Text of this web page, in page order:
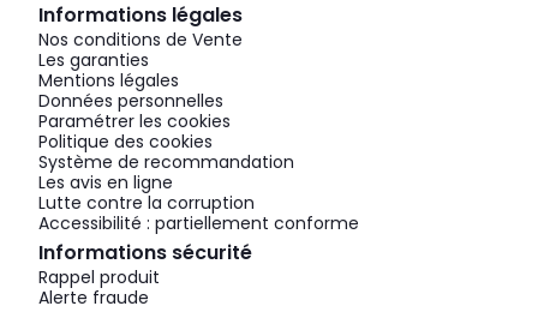
Informations légales
Nos conditions de Vente
Les garanties
Mentions légales
Données personnelles
Paramétrer les cookies
Politique des cookies
Système de recommandation
Les avis en ligne
Lutte contre la corruption
Accessibilité : partiellement conforme
Informations sécurité
Rappel produit
Alerte fraude